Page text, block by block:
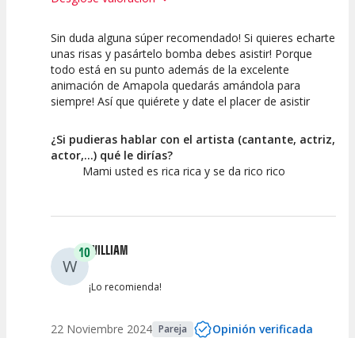
10
Calidad del
Espectáculo
10
Puesta en
Escena
10
Interpretación
artística
Sin duda alguna súper recomendado! Si quieres echarte
unas risas y pasártelo bomba debes asistir! Porque
todo está en su punto además de la excelente
animación de Amapola quedarás amándola para
siempre! Así que quiérete y date el placer de asistir
¿Si pudieras hablar con el artista (cantante, actriz,
actor,...) qué le dirías?
Mami usted es rica rica y se da rico rico
W
10WILLIAM
¡Lo recomienda!
22 Noviembre 2024 Pareja Opinión verificada